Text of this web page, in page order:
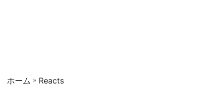
ホーム » Reacts